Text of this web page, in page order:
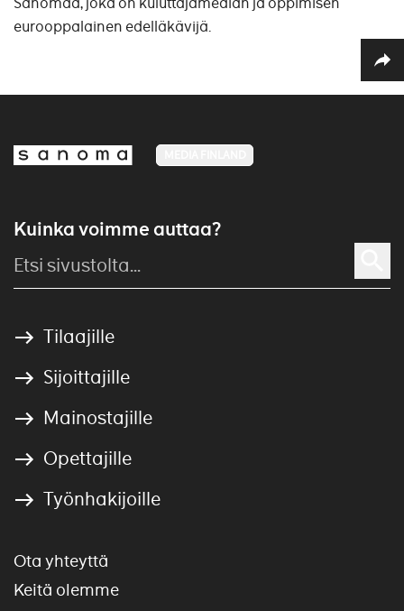
eurooppalainen edelläkävijä.
Kuinka voimme auttaa?
Tilaajille
Sijoittajille
Mainostajille
Opettajille
Työnhakijoille
Ota yhteyttä
Keitä olemme